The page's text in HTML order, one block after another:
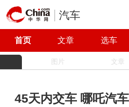
汽车
首页 文章 选车
图片 文章
45天内交车 哪吒汽